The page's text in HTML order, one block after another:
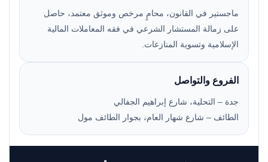
ماجستير في القانون، محامٍ مرخص وموثق معتمد، حاصل
على زمالة المستشار الشرعي في فقه المعاملات المالية
الإسلامية وتسوية المنازعات.
الفروع والتواصل
جدة – التحلية، شارع إبراهيم الجفالي
الطائف – شارع شهار العام، بجوار الطائف مول